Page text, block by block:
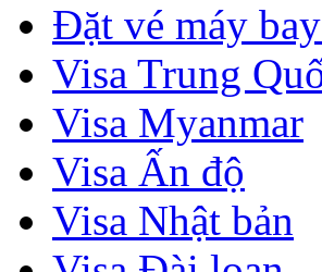
Đặt vé máy
Visa Trung
Visa Myanmar
Visa Ấn độ
Visa Nhật bản